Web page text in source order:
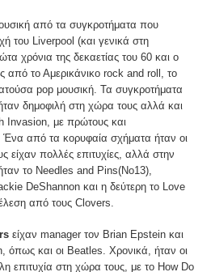
από τα συγκροτήματα που
του Liverpool (και γενικά στη
χρόνια της δεκαετίας του 60 και ο
από το Αμερικάνικο rock and roll, το
pop μουσική. Τα συγκροτήματα
δημοφιλή στη χώρα τους αλλά και
Invasion, με πρώτους και
από τα κορυφαία σχήματα ήταν οι
είχαν πολλές επιτυχίες, αλλά στην
το Needles and Pins(Νο13),
DeShannon και η δεύτερη το Love
από τους Clovers.
είχαν manager τον Brian Epstein και
και οι Beatles. Χρονικά, ήταν οι
επιτυχία στη χώρα τους, με το How Do